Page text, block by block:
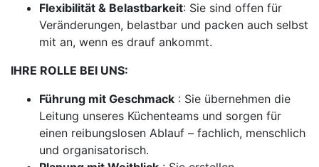
Flexibilität & Belastbarkeit: Sie sind offen für
Veränderungen, belastbar und packen auch selbst
mit an, wenn es drauf ankommt.
IHRE ROLLE BEI UNS:
Führung mit Geschmack : Sie übernehmen die
Leitung unseres Küchenteams und sorgen für
einen reibungslosen Ablauf – fachlich, menschlich
und organisatorisch.